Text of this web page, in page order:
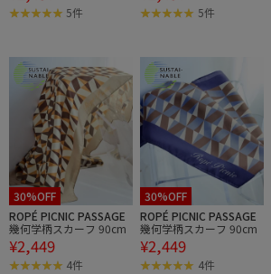
5件 5件
30%OFF
ROPÉ PICNIC PASSAGE
幾何学柄スカーフ 90cm
¥2,449
4件
30%OFF
ROPÉ PICNIC PASSAGE
幾何学柄スカーフ 90cm
¥2,449
4件